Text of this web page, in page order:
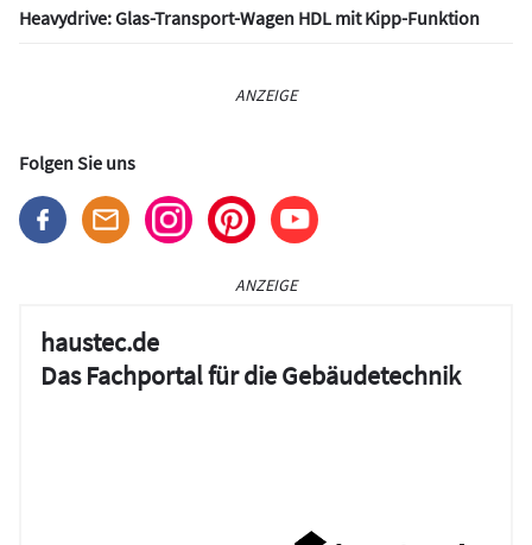
Heavydrive: Glas-Transport-Wagen HDL mit Kipp-Funktion
ANZEIGE
Folgen Sie uns
ANZEIGE
haustec.de
Das Fachportal für die Gebäudetechnik